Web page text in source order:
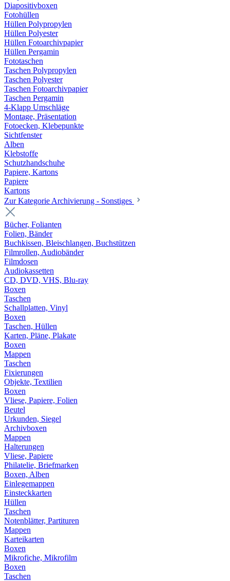
Diapositivboxen
Fotohüllen
Hüllen Polypropylen
Hüllen Polyester
Hüllen Fotoarchivpapier
Hüllen Pergamin
Fototaschen
Taschen Polypropylen
Taschen Polyester
Taschen Fotoarchivpapier
Taschen Pergamin
4-Klapp Umschläge
Montage, Präsentation
Fotoecken, Klebepunkte
Sichtfenster
Alben
Klebstoffe
Schutzhandschuhe
Papiere, Kartons
Papiere
Kartons
Zur Kategorie Archivierung - Sonstiges
Bücher, Folianten
Folien, Bänder
Buchkissen, Bleischlangen, Buchstützen
Filmrollen, Audiobänder
Filmdosen
Audiokassetten
CD, DVD, VHS, Blu-ray
Boxen
Taschen
Schallplatten, Vinyl
Boxen
Taschen, Hüllen
Karten, Pläne, Plakate
Boxen
Mappen
Taschen
Fixierungen
Objekte, Textilien
Boxen
Vliese, Papiere, Folien
Beutel
Urkunden, Siegel
Archivboxen
Mappen
Halterungen
Vliese, Papiere
Philatelie, Briefmarken
Boxen, Alben
Einlegemappen
Einsteckkarten
Hüllen
Taschen
Notenblätter, Partituren
Mappen
Karteikarten
Boxen
Mikrofiche, Mikrofilm
Boxen
Taschen